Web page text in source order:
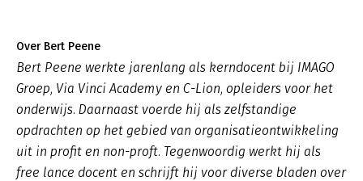
Over Bert Peene
Bert Peene werkte jarenlang als kerndocent bij IMAGO
Groep, Via Vinci Academy en C-Lion, opleiders voor het
onderwijs. Daarnaast voerde hij als zelfstandige
opdrachten op het gebied van organisatieontwikkeling
uit in profit en non-proft. Tegenwoordig werkt hij als
free lance docent en schrijft hij voor diverse bladen over